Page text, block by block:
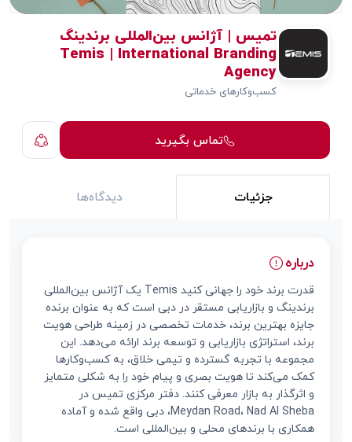
تمیس | آژانس بین‌المللی برندینگ
Temis | International Branding
Agency
کسب‌وکارهای خدماتی
تماس بگیرید
جزئیات دیدگاه‌ها
درباره
قدرت برند خود را جهانی کنید Temis یک آژانس بین‌المللی
برندینگ و بازاریابی مستقر در دبی است که به عنوان برنده
جایزه بهترین برند، خدمات تخصصی در زمینه طراحی هویت
برند، استراتژی بازاریابی و توسعه برند ارائه می‌دهد. این
مجموعه با تجربه گسترده و تیمی خلاق، به کسب‌وکارها
کمک می‌کند تا هویت بصری و پیام خود را به شکلی متمایز
و اثرگذار به بازار معرفی کنند. دفتر مرکزی تمیس در
Meydan Road، Nad Al Sheba، دبی واقع شده و آماده
همکاری با برندهای محلی و بین‌المللی است.